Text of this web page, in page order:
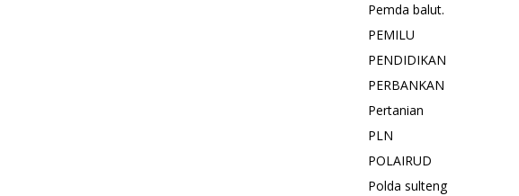
Pemda balut.
PEMILU
PENDIDIKAN
PERBANKAN
Pertanian
PLN
POLAIRUD
Polda sulteng